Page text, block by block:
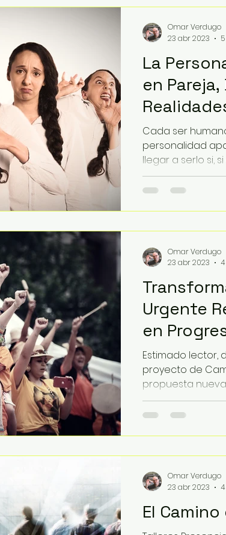
La
en
Cada ser
personalidad
llegar a serlo si,
mayor...
Omar Verdugo
23 abr 2023
Urgente
en
Estimado lector,
proyecto de
propuesta
mucho...
Omar Verdugo
23 abr 2023
El
Omar Verdugo
23 abr 2023